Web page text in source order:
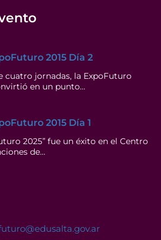
2015 Día 2
cuatro jornadas, la ExpoFuturo
en un punto…
2015 Día 1
2025” fue un éxito en el Centro
de…